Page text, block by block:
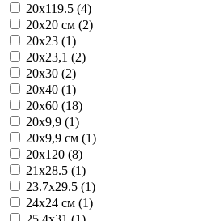
20x119.5 (4)
20x20 см (2)
20x23 (1)
20x23,1 (2)
20x30 (2)
20x40 (1)
20x60 (18)
20x9,9 (1)
20x9,9 см (1)
20х120 (8)
21x28.5 (1)
23.7x29.5 (1)
24x24 см (1)